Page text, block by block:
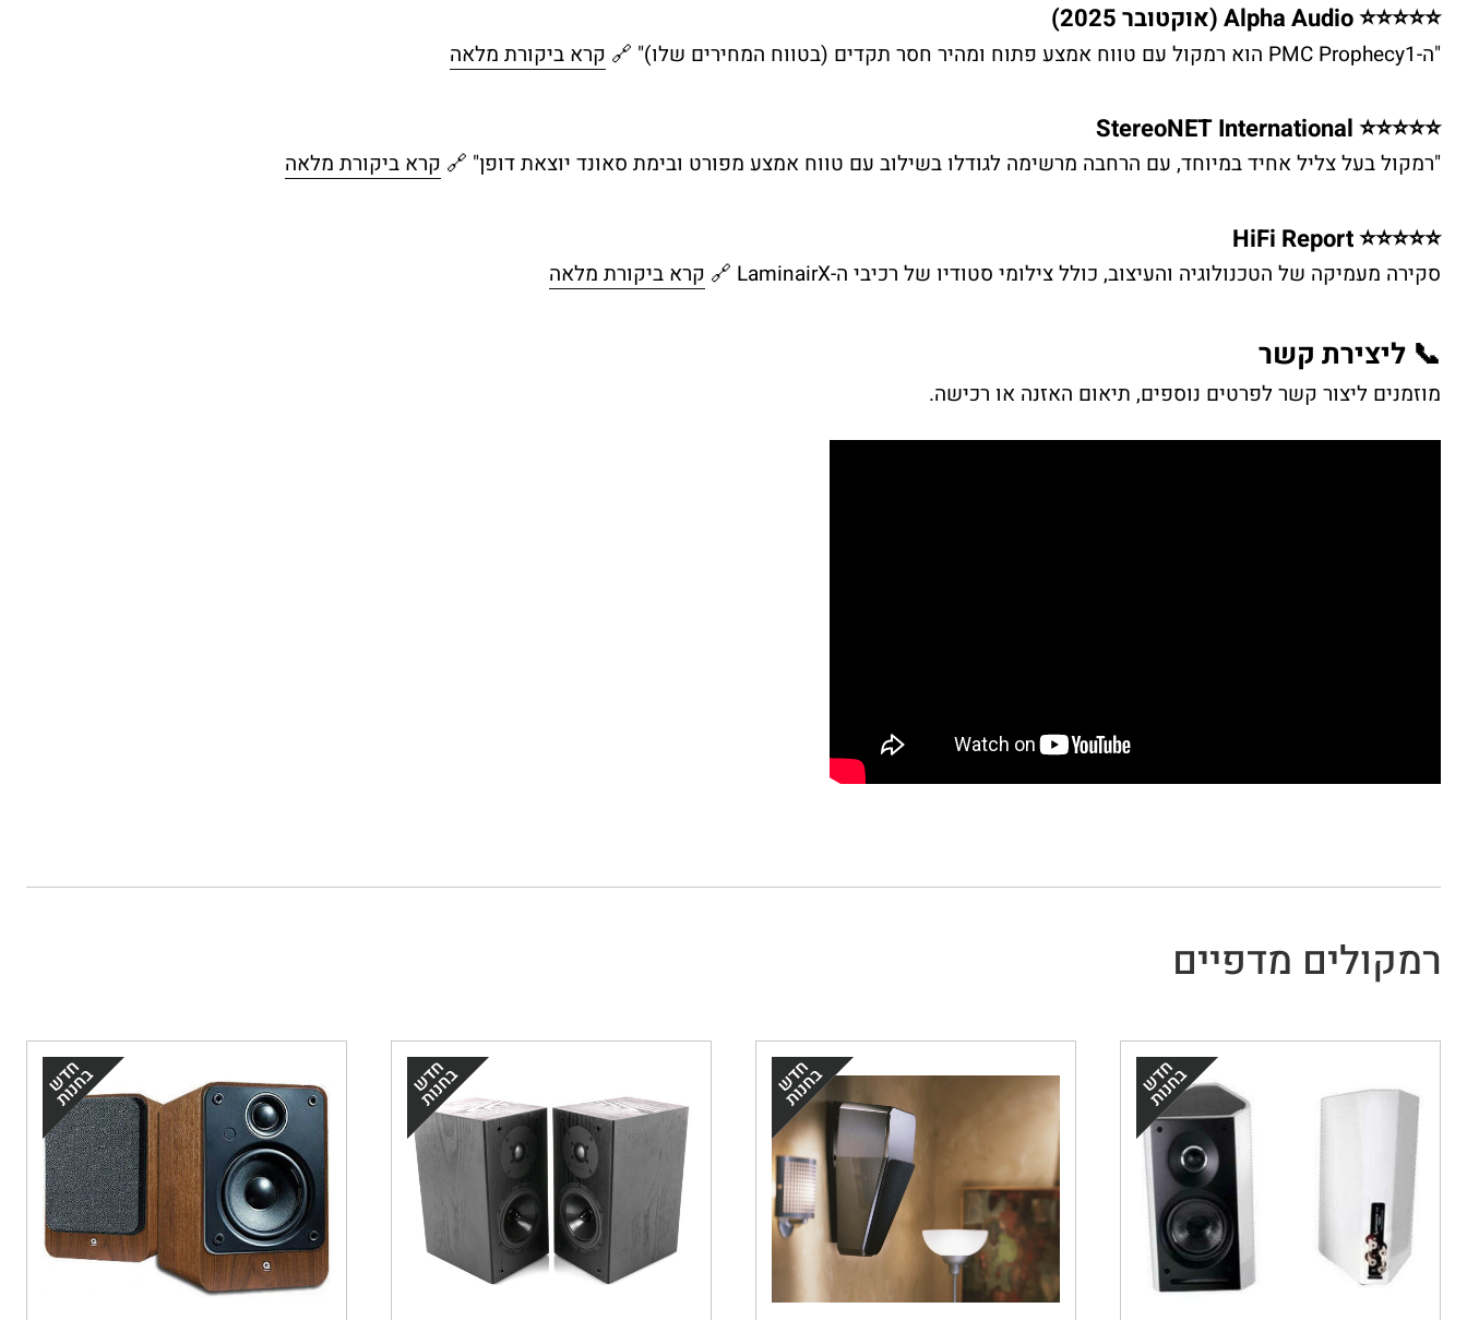
⭐⭐⭐⭐⭐ Alpha Audio (אוקטובר 2025)
"ה-PMC Prophecy1 הוא רמקול עם טווח אמצע פתוח ומהיר חסר תקדים (בטווח המחירים שלו)" 🔗 קרא ביקורת מלאה
⭐⭐⭐⭐⭐ StereoNET International
"רמקול בעל צליל אחיד במיוחד, עם הרחבה מרשימה לגודלו בשילוב עם טווח אמצע מפורט ובימת סאונד יוצאת דופן" 🔗 קרא ביקורת מלאה
⭐⭐⭐⭐⭐ HiFi Report
סקירה מעמיקה של הטכנולוגיה והעיצוב, כולל צילומי סטודיו של רכיבי ה-LaminairX 🔗 קרא ביקורת מלאה
📞 ליצירת קשר
מוזמנים ליצור קשר לפרטים נוספים, תיאום האזנה או רכישה.
רמקולים מדפיים